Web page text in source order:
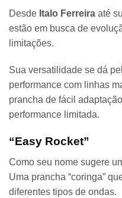
Desde Italo Ferreira até
estão em busca de
limitações.
Sua versatilidade se dá
performance com linhas
prancha de fácil
performance limitada.
“Easy Rocket”
Como seu nome sugere
Uma prancha “coringa”
diferentes tipos de ondas.